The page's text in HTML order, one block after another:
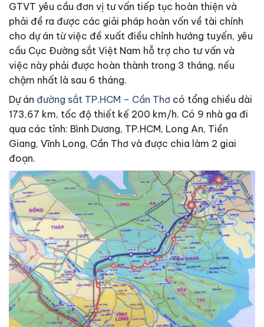
GTVT yêu cầu đơn vị tư vấn tiếp tục hoàn thiện và
phải đề ra được các giải pháp hoàn vốn về tài chính
cho dự án từ việc đề xuất điều chỉnh hướng tuyến, yêu
cầu Cục Đường sắt Việt Nam hỗ trợ cho tư vấn và
việc này phải được hoàn thành trong 3 tháng, nếu
chậm nhất là sau 6 tháng.
Dự án đường sắt TP.HCM – Cần Thơ có tổng chiều dài
173,67 km, tốc độ thiết kế 200 km/h. Có 9 nhà ga đi
qua các tỉnh: Bình Dương, TP.HCM, Long An, Tiền
Giang, Vĩnh Long, Cần Thơ và được chia làm 2 giai
đoạn.